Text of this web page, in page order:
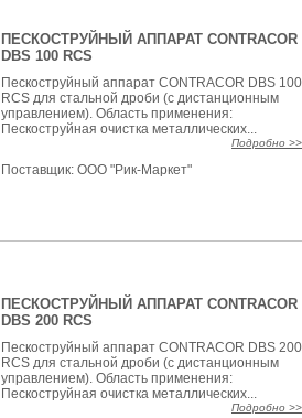
ПЕСКОСТРУЙНЫЙ АППАРАТ CONTRACOR
DBS 100 RCS
Пескоструйный аппарат CONTRACOR DBS 100
RCS для стальной дроби (с дистанционным
управлением). Область применения:
Пескоструйная очистка металлических...
Подробно >>
Поставщик: ООО "Рик-Маркет"
ПЕСКОСТРУЙНЫЙ АППАРАТ CONTRACOR
DBS 200 RCS
Пескоструйный аппарат CONTRACOR DBS 200
RCS для стальной дроби (с дистанционным
управлением). Область применения:
Пескоструйная очистка металлических...
Подробно >>